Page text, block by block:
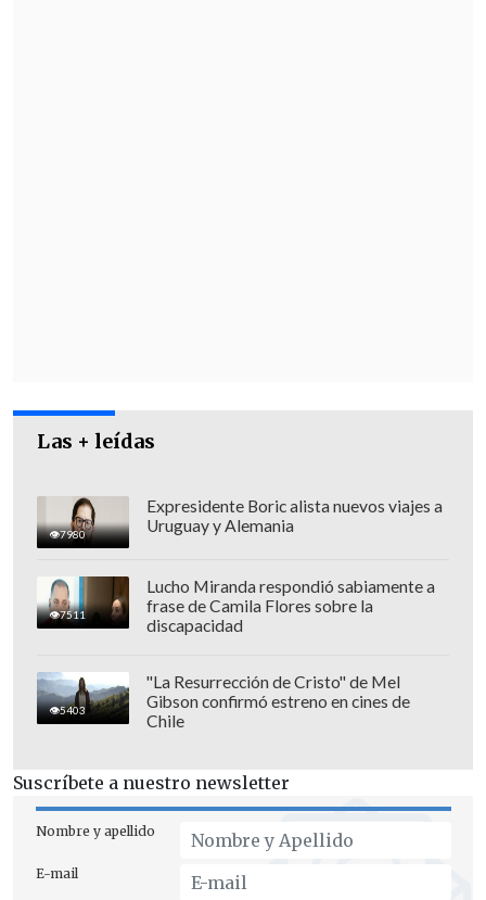
La película se encuentra en fase de
preproducción y se espera que su
2026.
Las + leídas
7980
Expresidente Boric alista nuevos viajes a
Uruguay y Alemania
7511
Lucho Miranda respondió sabiamente a
frase de Camila Flores sobre la
discapacidad
5403
"La Resurrección de Cristo" de Mel
Gibson confirmó estreno en cines de
Chile
Suscríbete a nuestro newsletter
Nombre y apellido
E-mail